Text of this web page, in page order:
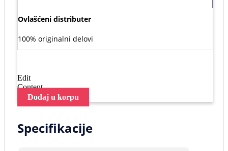
Ovlašćeni distributer
100% originalni delovi
Edit
Content
Dodaj u korpu
Specifikacije